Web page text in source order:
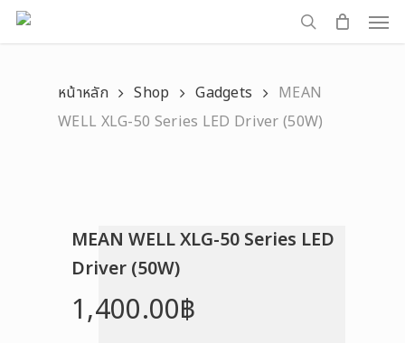
Skip
to
search
หน้าหลัก Shop Gadgets
MEAN
WELL XLG-50 Series LED Driver (50W)
MEAN WELL XLG-50 Series LED
Driver (50W)
1,400.00฿